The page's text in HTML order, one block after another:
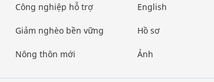
Công nghiệp hỗ trợ
Giảm nghèo bền vững
Nông thôn mới
English
Hồ sơ
Ảnh